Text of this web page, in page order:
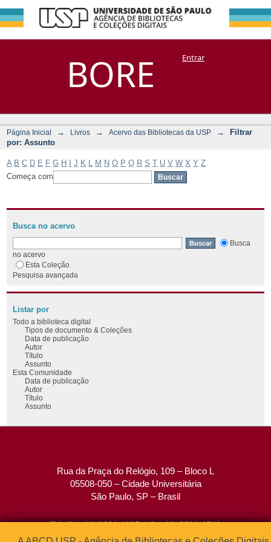
BORE
Filtrar por:
Assunto
DSpace/Manakin + CoriscoEntrar
Página Inicial → Livros → Acervo das Bibliotecas da USP →
Filtrar
por: Assunto
A B C D E F G H J K M N O P Q R S T U V W X Y Z
Começa com
Busca no acervo
Busca
no acervo
Esta Coleção
Pesquisa avançada
Listar por
Todo a biblioteca digital
Tipos de documento & Coleções
Data de publicação
Autor
Título
Assunto
Esta Comunidade
Data de publicação
Autor
Título
Assunto
Rua da Praça do Relógio, 109 – Bloco L
05508-050 – Cidade Universitária
São Paulo, SP – Brasil
Tel: (0xx11) 3091-4195 / (0xx11) 3091-1541
Fax: (0xx11) 3091-1567